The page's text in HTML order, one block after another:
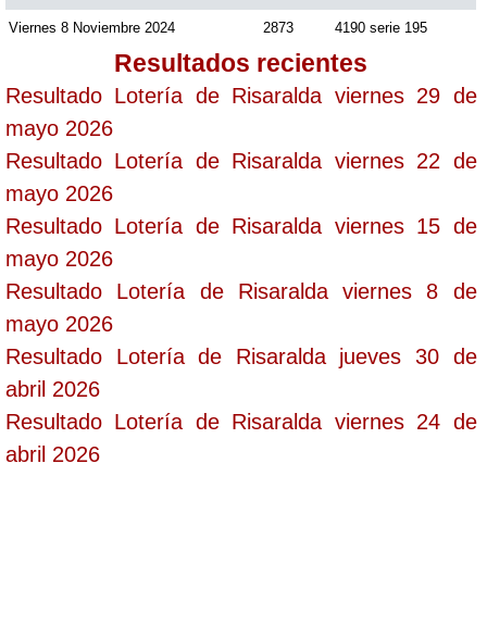
Viernes 8 Noviembre 2024 2873 4190 serie 195
Resultados recientes
Resultado Lotería de Risaralda viernes 29 de
mayo 2026
Resultado Lotería de Risaralda viernes 22 de
mayo 2026
Resultado Lotería de Risaralda viernes 15 de
mayo 2026
Resultado Lotería de Risaralda viernes 8 de
mayo 2026
Resultado Lotería de Risaralda jueves 30 de
abril 2026
Resultado Lotería de Risaralda viernes 24 de
abril 2026